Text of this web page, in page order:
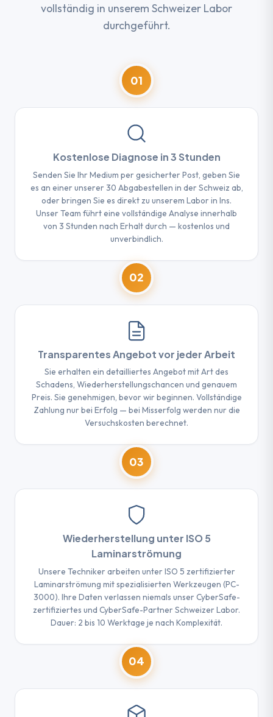
vollständig in unserem Schweizer Labor
durchgeführt.
01
Kostenlose Diagnose in 3 Stunden
Senden Sie Ihr Medium per gesicherter Post, geben Sie
es an einer unserer 30 Abgabestellen in der Schweiz ab,
oder bringen Sie es direkt zu unserem Labor in Ins.
Unser Team führt eine vollständige Analyse innerhalb
von 3 Stunden nach Erhalt durch — kostenlos und
unverbindlich.
02
Transparentes Angebot vor jeder Arbeit
Sie erhalten ein detailliertes Angebot mit Art des
Schadens, Wiederherstellungschancen und genauem
Preis. Sie genehmigen, bevor wir beginnen. Vollständige
Zahlung nur bei Erfolg — bei Misserfolg werden nur die
Versuchskosten berechnet.
03
Wiederherstellung unter ISO 5
Laminarströmung
Unsere Techniker arbeiten unter ISO 5 zertifizierter
Laminarströmung mit spezialisierten Werkzeugen (PC-
3000). Ihre Daten verlassen niemals unser CyberSafe-
zertifiziertes und CyberSafe-Partner Schweizer Labor.
Dauer: 2 bis 10 Werktage je nach Komplexität.
04